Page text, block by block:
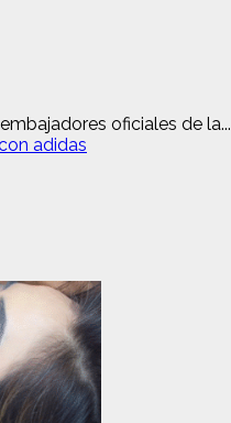
oficiales de la...
adidas